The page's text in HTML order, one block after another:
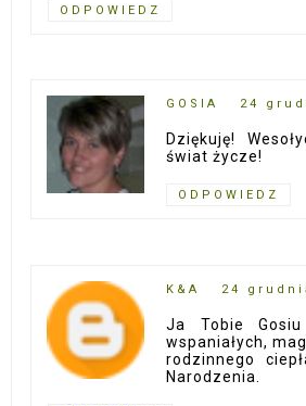
ODPOWIEDZ
GOSIA 24
Dziękuję!
świat życze!
ODPOWIEDZ
K&A 24
Ja Tobie
wspaniałych,
rodzinnego
Narodzenia.